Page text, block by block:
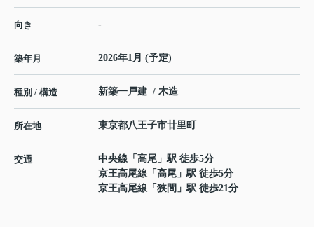
向き -
築年月 2026年1月 (予定)
種別 / 構造 新築一戸建 / 木造
所在地 東京都八王子市廿里町
交通 中央線 「 高尾 」駅 徒歩5分
京王高尾線 「 高尾 」駅 徒歩5分
京王高尾線 「 狭間 」駅 徒歩21分